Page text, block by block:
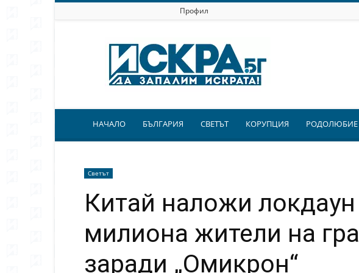
Профил
Искра.бг
НАЧАЛО БЪЛГАРИЯ СВЕТЪТ КОРУПЦИЯ РОДОЛЮБИЕ
Светът
Китай наложи локдаун
милиона жители на
заради „Омикрон“